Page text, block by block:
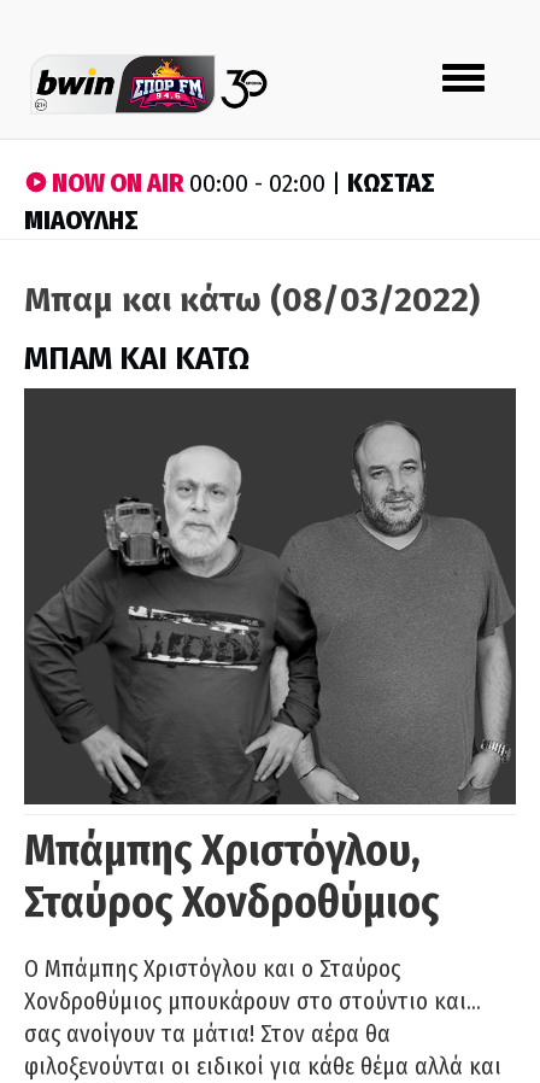
Toggle
navigation
NOW ON AIR00:00 - 02:00 | ΚΩΣΤΑΣ
ΜΙΑΟΥΛΗΣ
Μπαμ και κάτω (08/03/2022)
ΜΠΑΜ ΚΑΙ ΚΑΤΩ
Μπάμπης Χριστόγλου,
Σταύρος Χονδροθύμιος
O Μπάμπης Χριστόγλου και ο Σταύρος
Χονδροθύμιος μπουκάρουν στο στούντιο και…
σας ανοίγουν τα μάτια! Στον αέρα θα
φιλοξενούνται οι ειδικοί για κάθε θέμα αλλά και